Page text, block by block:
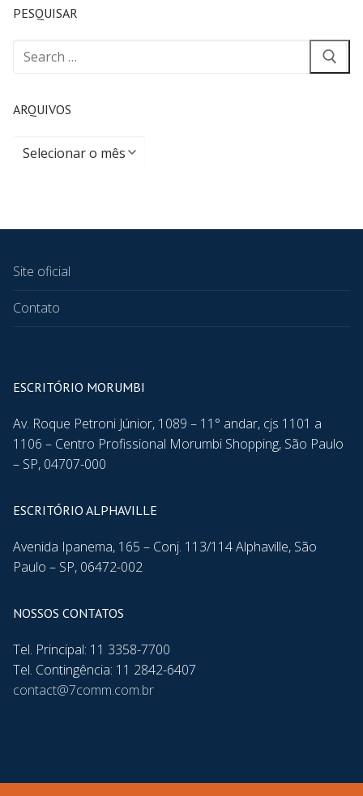
PESQUISAR
ARQUIVOS
Site oficial
Contato
ESCRITÓRIO MORUMBI
Av. Roque Petroni Júnior, 1089 – 11° andar, cjs 1101 a
1106 – Centro Profissional Morumbi Shopping, São Paulo
– SP, 04707-000
ESCRITÓRIO ALPHAVILLE
Avenida Ipanema, 165 – Conj. 113/114 Alphaville, São
Paulo – SP, 06472-002
NOSSOS CONTATOS
Tel. Principal: 11 3358-7700
Tel. Contingência: 11 2842-6407
contact@7comm.com.br